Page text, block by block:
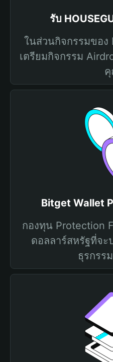
รับ
ในส่วนกิจกรรมของ
เตรียมกิจกรรม
Bitget Wallet
กองทุน Protection
ดอลลาร์สหรัฐที่จ
ธุรกรร